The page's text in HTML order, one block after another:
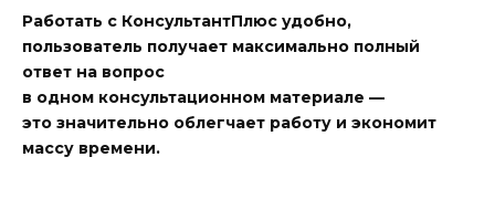
Работать с КонсультантПлюс удобно,
пользователь получает максимально полный
ответ на вопрос
в одном консультационном материале —
это значительно облегчает работу и экономит
массу времени.